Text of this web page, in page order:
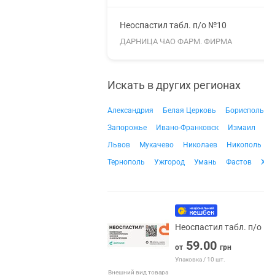
Неоспастил табл. п/о №10
ДАРНИЦА ЧАО ФАРМ. ФИРМА
Искать в других регионах
Александрия Белая Церковь Борисполь
Запорожье
Ивано-Франковск Измаил
Львов
Мукачево Николаев Никополь
Тернополь
Ужгород Умань Фастов
Внешний вид товара
Неоспастил табл. п/
от 59.00 грн
Упаковка / 10 шт.